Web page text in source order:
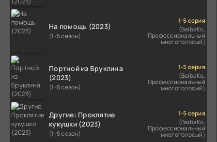
На помощь (2023)
(1-5 сезон)
1-5 серия
(BaibaKo,
Профессиональный
многоголосый)
Портной из Бруклина
(2023)
(1-5 сезон)
1-5 серия
(BaibaKo,
Профессиональный
многоголосый)
Другие: Проклятие
кукушки (2023)
(1-5 сезон)
1-5 серия
(BaibaKo,
Профессиональный
многоголосый)